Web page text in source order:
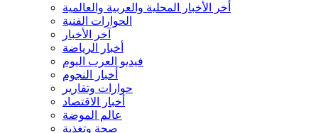
أخر الأخبار المحلية والعربية والعالمية
الحوارات الفنية
آخر الأخبار
أخبار الرياضة
فيديو العرب اليوم
أخبار النجوم
حوارات وتقارير
أخبار الاقتصاد
عالم الموضة
صحة وتغذية